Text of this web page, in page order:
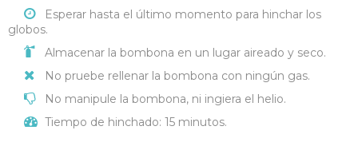
Esperar hasta el último momento para hinchar los
globos.
Almacenar la bombona en un lugar aireado y seco.
No pruebe rellenar la bombona con ningún gas.
No manipule la bombona, ni ingiera el helio.
Tiempo de hinchado: 15 minutos.